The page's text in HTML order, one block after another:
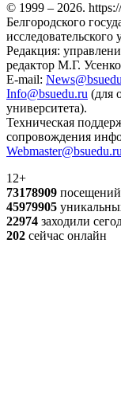
© 1999 – 2026.
Белгородского
Редакция:
редактор М.Г.
E-mail:
Info@bsuedu.ru (для
университета).
Техническая
сопровождения
Webmaster@bsuedu.ru
12+
73178909 посещений
45979905
22974 заходили
202 сейчас онлайн